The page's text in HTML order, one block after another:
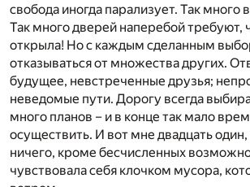
свобода иногда парализует. Так много
Так много дверей наперебой требуют,
открыла! Но с каждым сделанным
отказываться от множества других.
будущее, невстреченные друзья;
неведомые пути. Дорогу всегда
много планов – и в конце так мало
осуществить. И вот мне двадцать один,
ничего, кроме бесчисленных
чувствовала себя клочком мусора,